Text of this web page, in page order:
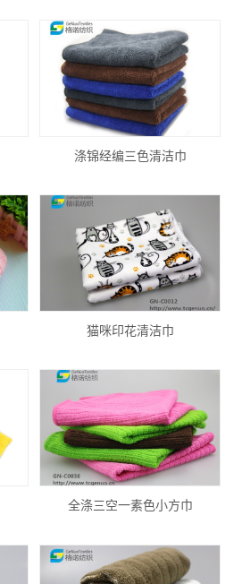
涤锦经编三色清洁巾
猫咪印花清洁巾
全涤三空一素色小方巾